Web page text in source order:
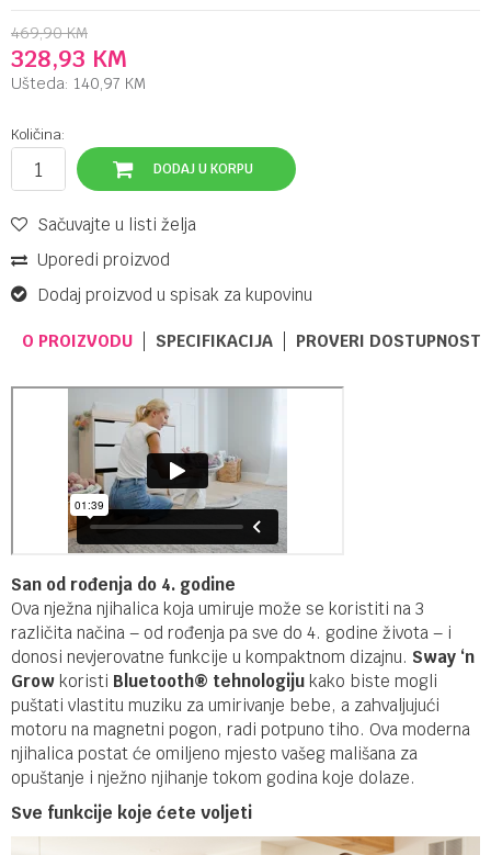
469,90 KM
328,93 KM
Ušteda: 140,97 KM
Količina:
DODAJ U KORPU
Sačuvajte u listi želja
Uporedi proizvod
Dodaj proizvod u spisak za kupovinu
O PROIZVODU SPECIFIKACIJA PROVERI DOSTUPNOST
San od rođenja do 4. godine
Ova nježna njihalica koja umiruje može se koristiti na 3
različita načina – od rođenja pa sve do 4. godine života – i
donosi nevjerovatne funkcije u kompaktnom dizajnu. Sway ‘n
Grow koristi Bluetooth® tehnologiju kako biste mogli
puštati vlastitu muziku za umirivanje bebe, a zahvaljujući
motoru na magnetni pogon, radi potpuno tiho. Ova moderna
njihalica postat će omiljeno mjesto vašeg mališana za
opuštanje i nježno njihanje tokom godina koje dolaze.
Sve funkcije koje ćete voljeti